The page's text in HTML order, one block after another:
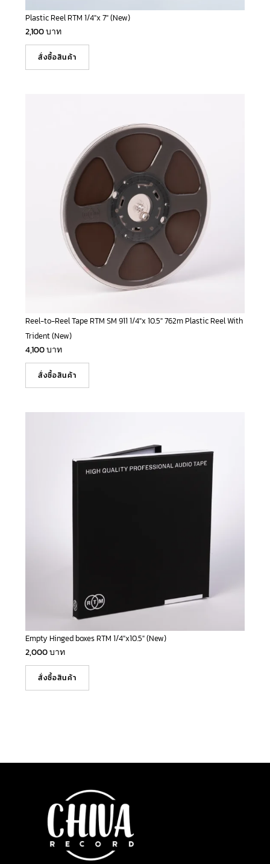
Plastic Reel RTM 1/4″x 7″ (New)
2,100บาท
สั่งซื้อสินค้า
Reel-to-Reel Tape RTM SM 911 1/4″x 10.5″ 762m Plastic Reel With
Trident (New)
4,100บาท
สั่งซื้อสินค้า
Empty Hinged boxes RTM 1/4″x10.5″ (New)
2,000บาท
สั่งซื้อสินค้า